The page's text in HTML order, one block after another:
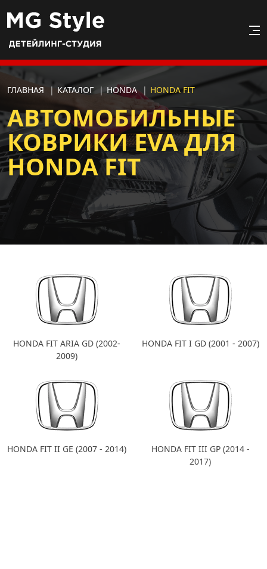
ГЛАВНАЯ | КАТАЛОГ | HONDA | HONDA FIT
АВТОМОБИЛЬНЫЕ
КОВРИКИ EVA ДЛЯ
HONDA FIT
HONDA FIT ARIA GD (2002-
2009)
HONDA FIT I GD (2001 - 2007)
HONDA FIT II GE (2007 - 2014)
HONDA FIT III GP (2014 -
2017)